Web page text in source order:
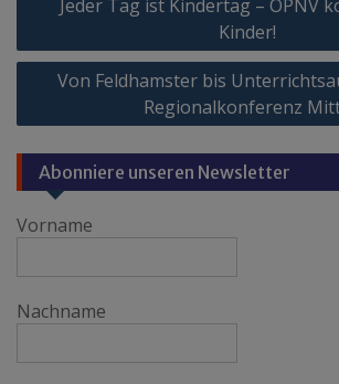
Jeder Tag ist Kindertag – ÖPNV
Kinder!
Von Feldhamster bis
Regionalkonferenz
Abonniere unseren Newsletter
Vorname
Nachname